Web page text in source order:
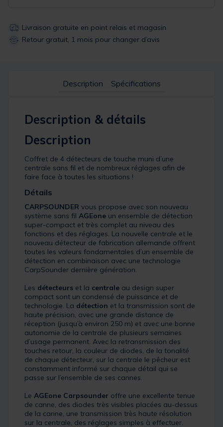
Livraison gratuite en point relais et magasin
Retour gratuit, 1 mois pour changer d’avis
Description Spécifications
Description & détails
Description
Coffret de 4 détecteurs de touche muni d’une
centrale sans fil et de nombreux réglages afin de
faire face à toutes les situations !
Détails
CARPSOUNDER vous propose avec son nouveau
système sans fil AGEone un ensemble de détection
super-compact et très complet au niveau des
fonctions et des réglages. La nouvelle centrale et le
nouveau détecteur de fabrication allemande offrent
toutes les valeurs fondamentales d’un ensemble de
détection en combinaison avec une technologie
CarpSounder dernière génération.
Les détecteurs et la centrale au design super
compact sont un condensé de puissance et de
technologie. La détection et la transmission sont de
haute précision, avec une grande distance de
réception (jusqu’à environ 250 m) et avec une bonne
autonomie de la centrale de plusieurs semaines
d’usage permanent. Avec la retransmission des
touches retour, la couleur de diodes, de la tonalité
de chaque détecteur, sur la centrale le pêcheur est
constamment informé sur chaque détail qui se
passe sur l’ensemble de ses cannes.
Le AGEone Carpsounder offre une excellente tenue
de canne, des diodes très visibles placées au-dessus
de la canne, une transmission très haute résolution
sur la centrale, des réglages simples à effectuer.